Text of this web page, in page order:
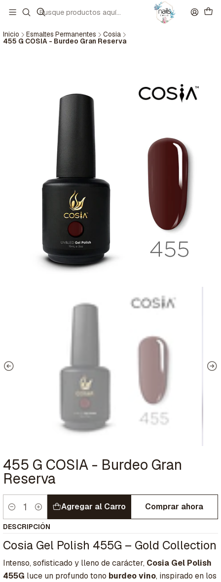
Inicio Esmaltes Permanentes Cosia
455 G COSIA - Burdeo Gran Reserva
455 G COSIA - Burdeo Gran
Reserva
Cantidad
Agregar al Carro Comprar ahora
DESCRIPCIÓN
Cosia Gel Polish 455G – Gold Collection
Intenso, sofisticado y lleno de carácter, Cosia Gel Polish
455G luce un profundo tono burdeo vino, inspirado en los